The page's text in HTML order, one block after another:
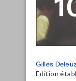
Gilles
Edition